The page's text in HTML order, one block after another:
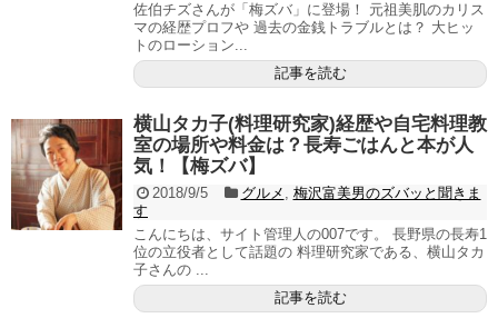
佐伯チズさんが「梅ズバ」に登場！ 元祖美肌のカリス
マの経歴プロフや 過去の金銭トラブルとは？ 大ヒッ
トのローション...
記事を読む
横山タカ子(料理研究家)経歴や自宅料理教
室の場所や料金は？長寿ごはんと本が人
気！【梅ズバ】
2018/9/5 グルメ , 梅沢富美男のズバッと聞きま
す
こんにちは、サイト管理人の007です。 長野県の長寿1
位の立役者として話題の 料理研究家である、横山タカ
子さんの ...
記事を読む